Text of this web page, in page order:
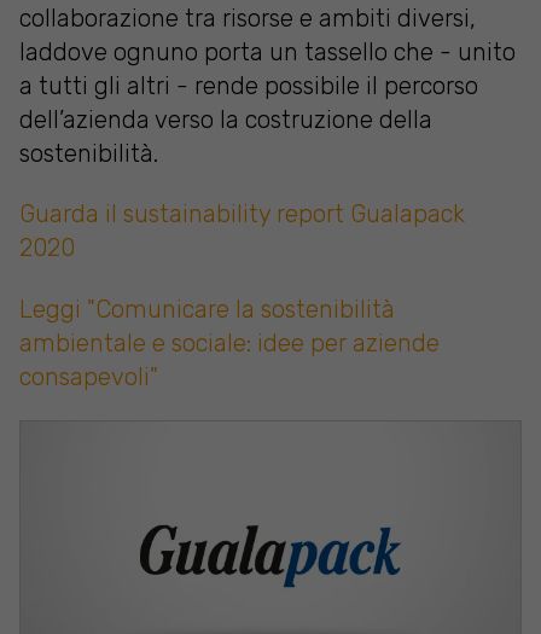
collaborazione tra risorse e ambiti diversi,
laddove ognuno porta un tassello che - unito
a tutti gli altri - rende possibile il percorso
dell’azienda verso la costruzione della
sostenibilità.
Guarda il sustainability report Gualapack
2020
Leggi "Comunicare la sostenibilità
ambientale e sociale: idee per aziende
consapevoli"